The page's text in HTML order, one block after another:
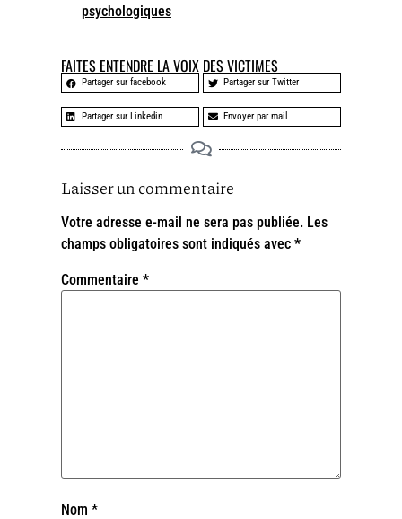
psychologiques
FAITES ENTENDRE LA VOIX DES VICTIMES
Partager sur facebook Partager sur Twitter
Partager sur Linkedin Envoyer par mail
Laisser un commentaire
Votre adresse e-mail ne sera pas publiée. Les
champs obligatoires sont indiqués avec *
Commentaire *
Nom *